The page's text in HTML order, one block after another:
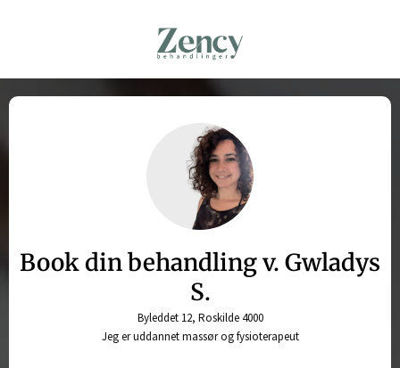
Book din behandling v. Gwladys
S.
Byleddet 12, Roskilde 4000
Jeg er uddannet massør og fysioterapeut